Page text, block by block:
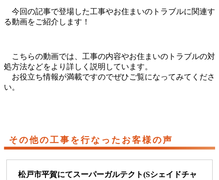
今回の記事で登場した工事やお住まいのトラブルに関連す
る動画をご紹介します！
こちらの動画では、工事の内容やお住まいのトラブルの対
処方法などをより詳しく説明しています。
お役立ち情報が満載ですのでぜひご覧になってみてくださ
い。
その他の工事を行なったお客様の声
松戸市平賀にてスーパーガルテクト(Sシェイドチャ